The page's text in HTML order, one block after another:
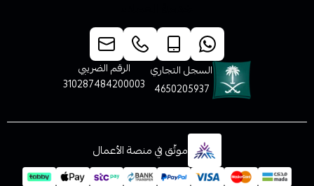
السجل التجاري
4650205937
الرقم الضريبي
310287484200003
موثّق في منصة الأعمال